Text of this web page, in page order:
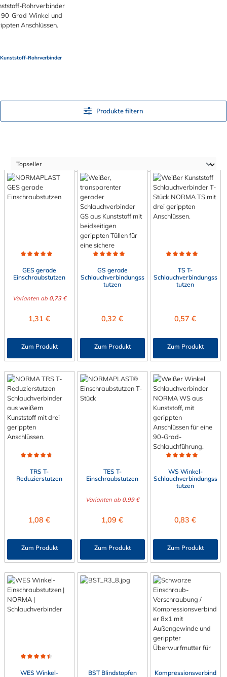
Kunststoff-Rohrverbinder
Produkte filtern
GES gerade
Einschraubstutzen
Varianten ab0,73 €
Regulärer Preis:
1,31 €
Zum Produkt
GS gerade
Schlauchverbindungss
tutzen
Regulärer Preis:
0,32 €
Zum Produkt
TS T-
Schlauchverbindungss
tutzen
Regulärer Preis:
0,57 €
Zum Produkt
TRS T-
Reduzierstutzen
Regulärer Preis:
1,08 €
Zum Produkt
TES T-
Einschraubstutzen
Varianten ab0,99 €
Regulärer Preis:
1,09 €
Zum Produkt
WS Winkel-
Schlauchverbindungss
tutzen
Regulärer Preis:
0,83 €
Zum Produkt
WES Winkel-
BST Blindstopfen
Kompressionsverbind